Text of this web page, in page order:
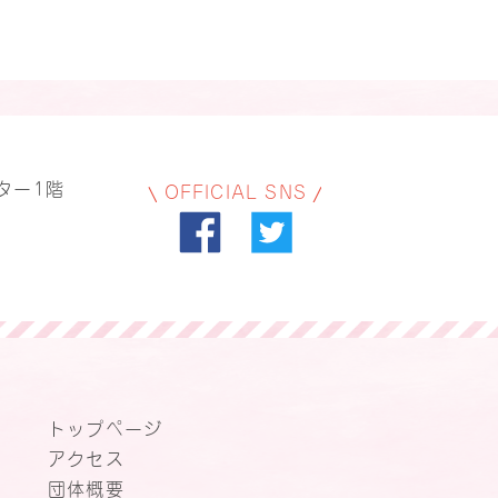
ー1階 OFFICIAL SNS
トップページ
アクセス
団体概要